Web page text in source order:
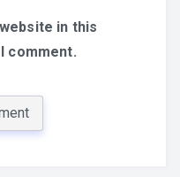
in this
comment.